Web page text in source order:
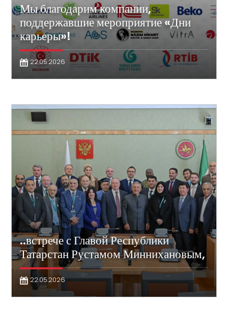
Мы благодарим компании,
поддержавшие мероприятие «Дни
карьеры»!
22.05.2026
..встрече с Главой Республики
Татарстан Рустамом Миннихановым,
22.05.2026